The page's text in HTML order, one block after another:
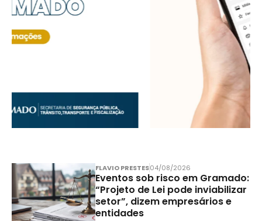
FLAVIO PRESTES04/08/2026
Eventos sob risco em Gramado:
“Projeto de Lei pode inviabilizar
setor”, dizem empresários e
entidades